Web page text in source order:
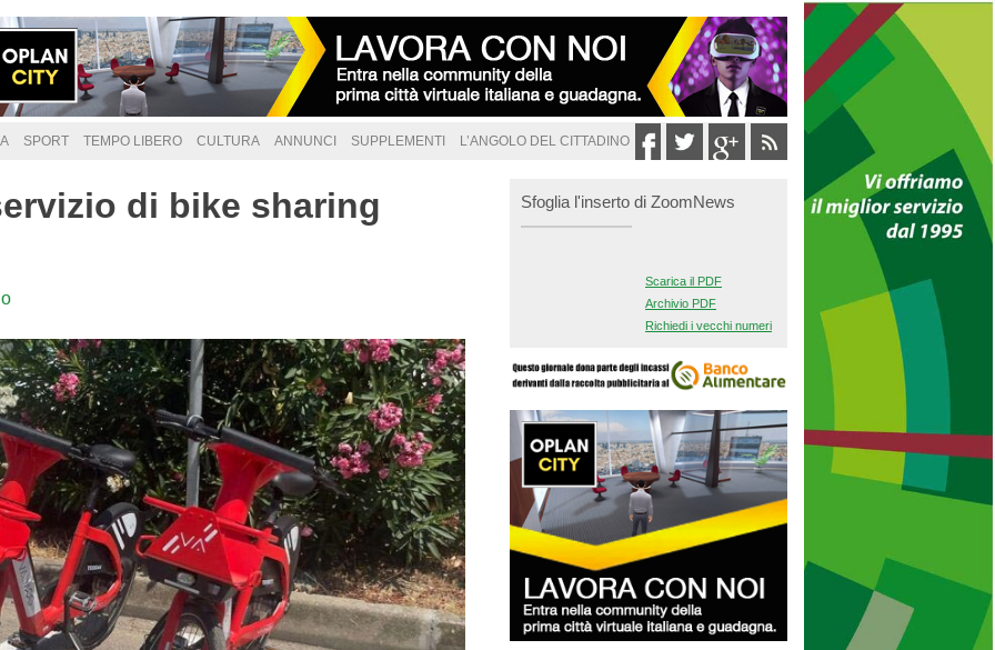
SPORT TEMPO LIBERO CULTURA ANNUNCI SUPPLEMENTI L’ANGOLO DEL CITTADINO
di bike sharing
Sfoglia l'inserto di ZoomNews
Scarica il PDF
Archivio PDF
Richiedi i vecchi numeri